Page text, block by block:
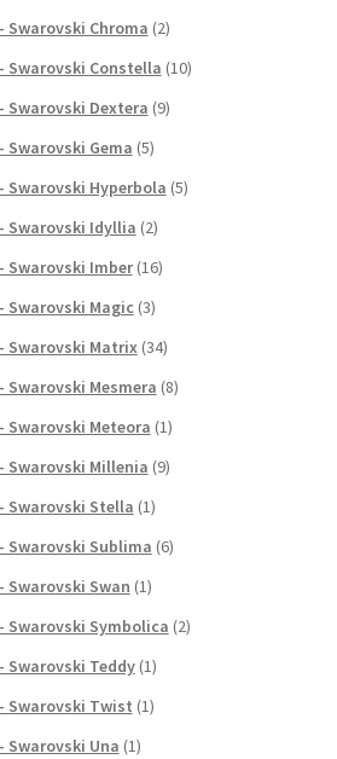
Swarovski Chroma (2)
Swarovski Constella (10)
Swarovski Dextera (9)
Swarovski Gema (5)
Swarovski Hyperbola (5)
Swarovski Idyllia (2)
Swarovski Imber (16)
Swarovski Magic (3)
Swarovski Matrix (34)
Swarovski Mesmera (8)
Swarovski Meteora (1)
Swarovski Millenia (9)
Swarovski Stella (1)
Swarovski Sublima (6)
Swarovski Swan (1)
Swarovski Symbolica (2)
Swarovski Teddy (1)
Swarovski Twist (1)
Swarovski Una (1)